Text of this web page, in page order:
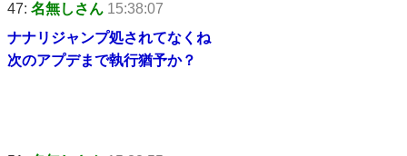
47: 名無しさん 15:38:07
ナナリジャンプ処されてなくね
次のアプデまで執行猶予か？